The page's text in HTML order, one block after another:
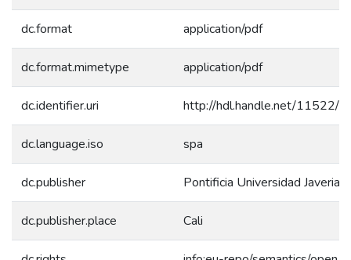
dc.format application/pdf
dc.format.mimetype application/pdf
dc.identifier.uri http://hdl.handle.net/11522/
dc.language.iso spa
dc.publisher Pontificia Universidad
dc.publisher.place Cali